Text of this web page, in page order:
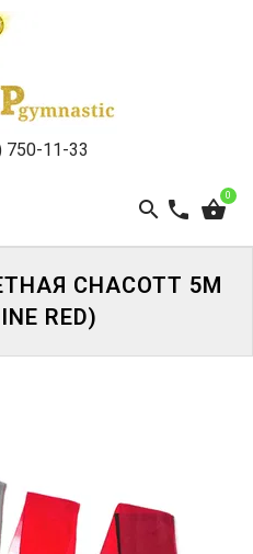
750-11-33
0
CHACOTT 5М
RED)